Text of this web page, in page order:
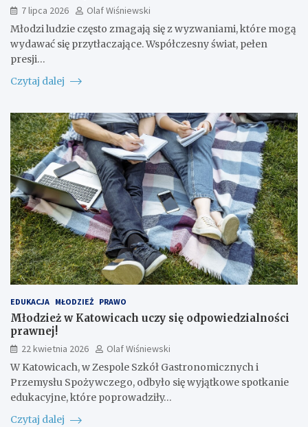
7 lipca 2026
Olaf Wiśniewski
Młodzi ludzie często zmagają się z wyzwaniami, które mogą
wydawać się przytłaczające. Współczesny świat, pełen
presji…
Czytaj dalej
EDUKACJA MŁODZIEŻ PRAWO
Młodzież w Katowicach uczy się odpowiedzialności
prawnej!
22 kwietnia 2026
Olaf Wiśniewski
W Katowicach, w Zespole Szkół Gastronomicznych i
Przemysłu Spożywczego, odbyło się wyjątkowe spotkanie
edukacyjne, które poprowadziły…
Czytaj dalej